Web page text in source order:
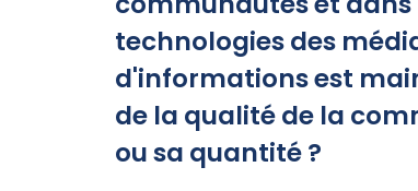
technologies des
d'informations est
de la qualité de la
ou sa quantité ?